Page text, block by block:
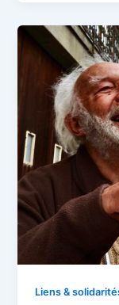
Liens &